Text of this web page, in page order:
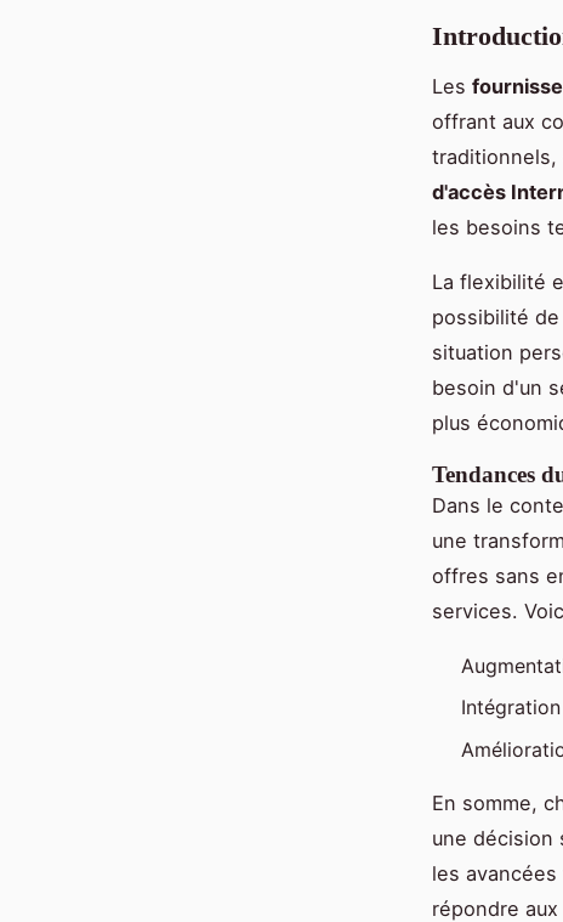
Les
offrant aux
traditionnels,
d'accès
les besoins
La flexibilité
possibilité
situation
besoin d'un
plus
Tendances
Dans le
une
offres sans
services.
En somme,
une décision
les
répondre